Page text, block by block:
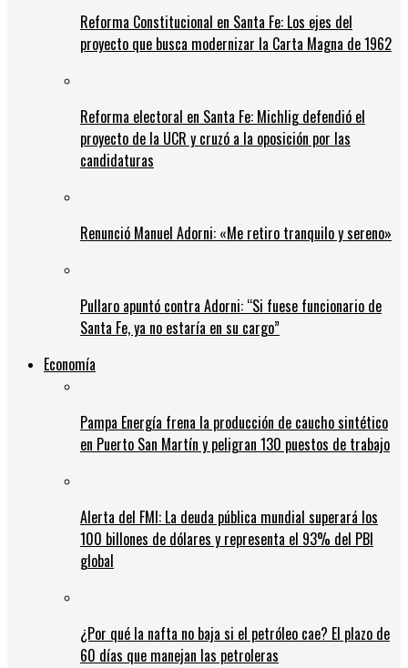
Reforma Constitucional en Santa Fe: Los ejes del
proyecto que busca modernizar la Carta Magna de 1962
Reforma electoral en Santa Fe: Michlig defendió el
proyecto de la UCR y cruzó a la oposición por las
candidaturas
Renunció Manuel Adorni: «Me retiro tranquilo y sereno»
Pullaro apuntó contra Adorni: “Si fuese funcionario de
Santa Fe, ya no estaría en su cargo”
Economía
Pampa Energía frena la producción de caucho sintético
en Puerto San Martín y peligran 130 puestos de trabajo
Alerta del FMI: La deuda pública mundial superará los
100 billones de dólares y representa el 93% del PBI
global
¿Por qué la nafta no baja si el petróleo cae? El plazo de
60 días que manejan las petroleras